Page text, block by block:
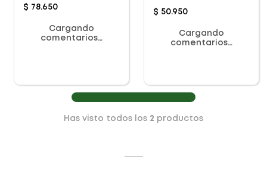
$ 78.650
Cargando
comentarios…
$ 50.950
Cargando
comentarios…
Has visto todos los 2 productos